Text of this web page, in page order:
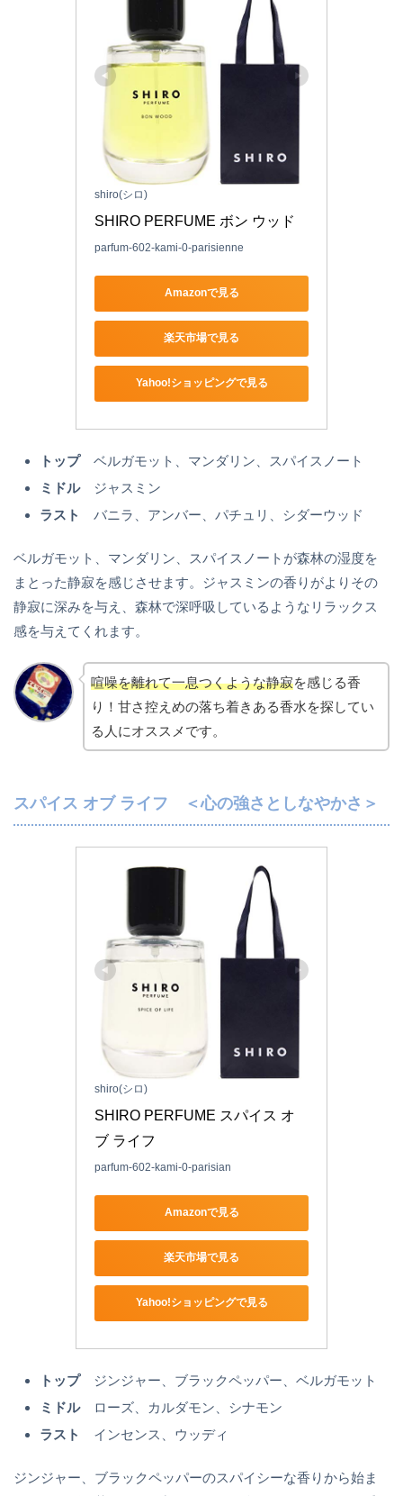
shiro(シロ)
SHIRO PERFUME ボン ウッド
parfum-602-kami-0-parisienne
Amazonで見る
楽天市場で見る
Yahoo!ショッピングで見る
トップベルガモット、マンダリン、スパイスノート
ミドルジャスミン
ラスト
バニラ、アンバー、パチュリ、シダーウッド
ベルガモット、マンダリン、スパイスノートが森林の湿度を
まとった静寂を感じさせます。ジャスミンの香りがよりその
静寂に深みを与え、森林で深呼吸しているようなリラックス
感を与えてくれます。
喧噪を離れて一息つくような静寂を感じる香
り！甘さ控えめの落ち着きある香水を探してい
る人にオススメです。
スパイス オブ ライフ ＜心の強さとしなやかさ＞
shiro(シロ)
SHIRO PERFUME スパイス オ
ブ ライフ
parfum-602-kami-0-parisian
Amazonで見る
楽天市場で見る
Yahoo!ショッピングで見る
トップジンジャー、ブラックペッパー、ベルガモット
ミドルローズ、カルダモン、シナモン
ラスト
インセンス、ウッディ
ジンジャー、ブラックペッパーのスパイシーな香りから始ま